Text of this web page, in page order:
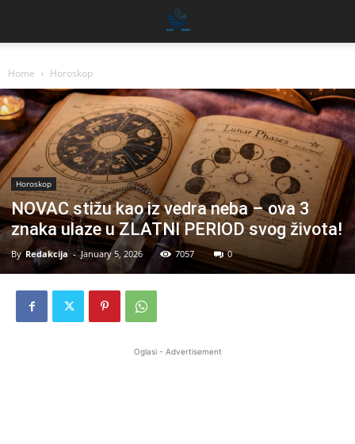
Home Horoskop
Horoskop
NOVAC stižu kao iz vedra neba – ova 3
znaka ulaze u ZLATNI PERIOD svog života!
By Redakcija - January 5, 2026 7057 0
Oglasi - Advertisement